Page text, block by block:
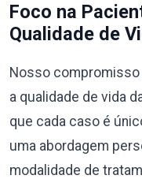
Foco na
Qualidade de
Nosso
a qualidade de vida
que cada caso é
uma abordagem
modalidade de